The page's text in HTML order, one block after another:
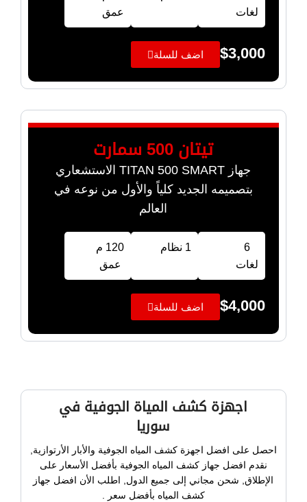
لغات
عمق
$3,000 اضف للسلة
تيتان 500 سمارت
جهاز TITAN 500 SMART الاستشعاري
بتصميمه الجديد كلياً والأول من نوعه في
العالم
6
لغات
1 نظام
120 م
عمق
$4,000 اضف للسلة
اجهزة كشف المياة الجوفية في
سوريا
احصل على افضل اجهزة كشف المياه الجوفية والأبار الأرتوازية,
نقدم افضل جهاز كشف المياه الجوفية بأفضل الأسعار على
الإطلاق, شحن مجاني إلى جميع الدول, اطلب الأن افضل جهاز
كشف المياه بأفضل سعر .